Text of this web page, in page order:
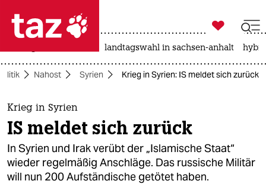
 taz zahl ich
taz zahl ich
themen
politik
öko

taz zahl ich
landtagswahl in sachsen-anhalt
Nahost Syrien Krieg in Syrien: IS meldet sich zurück
Krieg in Syrien
IS meldet sich zurück
In Syrien und Irak verübt der „Islamische Staat“
wieder regelmäßig Anschläge. Das russische Militär
will nun 200 Aufständische getötet haben.